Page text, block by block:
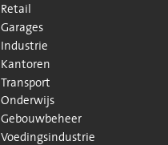
Retail
Garages
Industrie
Kantoren
Transport
Onderwijs
Gebouwbeheer
Voedingsindustrie